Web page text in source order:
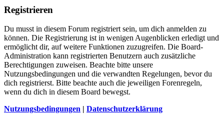
Registrieren
Du musst in diesem Forum registriert sein, um dich anmelden zu
können. Die Registrierung ist in wenigen Augenblicken erledigt und
ermöglicht dir, auf weitere Funktionen zuzugreifen. Die Board-
Administration kann registrierten Benutzern auch zusätzliche
Berechtigungen zuweisen. Beachte bitte unsere
Nutzungsbedingungen und die verwandten Regelungen, bevor du
dich registrierst. Bitte beachte auch die jeweiligen Forenregeln,
wenn du dich in diesem Board bewegst.
Nutzungsbedingungen | Datenschutzerklärung